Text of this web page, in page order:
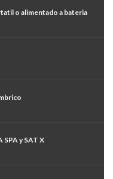
o alimentado a bateria
y SAT X